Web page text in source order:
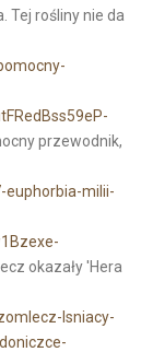
Tej rośliny nie da
przewodnik,
milii-
okazały 'Hera
lsniacy-